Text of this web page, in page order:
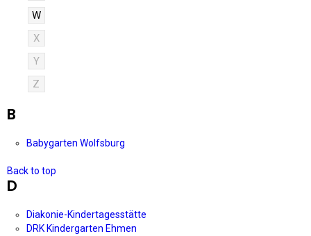
W
X
Y
Z
B
Babygarten Wolfsburg
Back to top
D
Diakonie-Kindertagesstätte
DRK Kindergarten Ehmen